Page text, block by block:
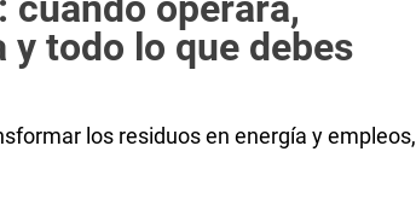
todo lo que debes
los residuos en energía y empleos,